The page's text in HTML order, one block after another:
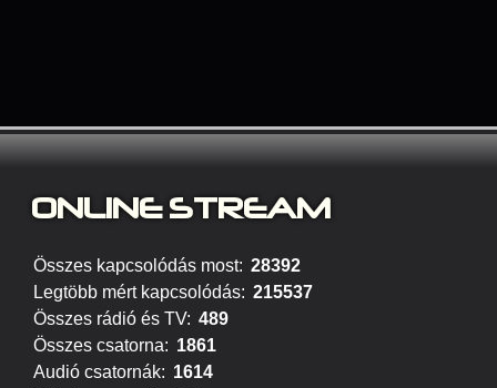
ONLINE STREAM
Összes kapcsolódás most: 28392
Legtöbb mért kapcsolódás: 215537
Összes rádió és TV: 489
Összes csatorna: 1861
Audió csatornák: 1614